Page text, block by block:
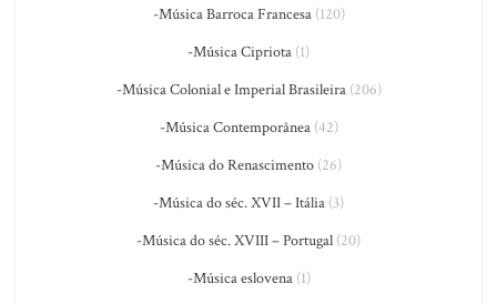
-Música Barroca Francesa(120)
-Música Cipriota (1)
-Música Colonial e Imperial Brasileira(206)
-Música Contemporânea(42)
-Música do Renascimento (26)
-Música do séc. XVII – Itália (3)
-Música do séc. XVIII – Portugal (20)
-Música eslovena(1)